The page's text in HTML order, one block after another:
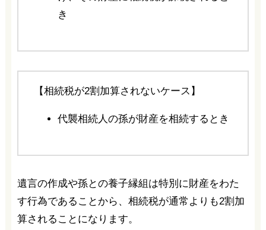
き
【相続税が2割加算されないケース】
代襲相続人の孫が財産を相続するとき
遺言の作成や孫との養子縁組は特別に財産をわた
す行為であることから、相続税が通常よりも2割加
算されることになります。